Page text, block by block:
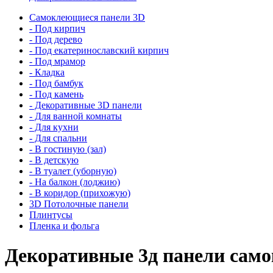
Самоклеющиеся панели 3D
- Под кирпич
- Под дерево
- Под екатеринославский кирпич
- Под мрамор
- Кладка
- Под бамбук
- Под камень
- Декоративные 3D панели
- Для ванной комнаты
- Для кухни
- Для спальни
- В гостиную (зал)
- В детскую
- В туалет (уборную)
- На балкон (лоджию)
- В коридор (прихожую)
3D Потолочные панели
Плинтусы
Пленка и фольга
Декоративные 3д панели